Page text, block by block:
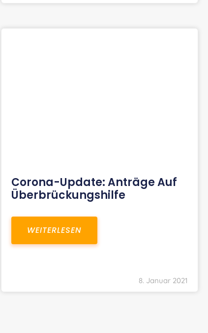
Corona-Update: Anträge Auf
Überbrückungshilfe
WEITERLESEN
8. Januar 2021